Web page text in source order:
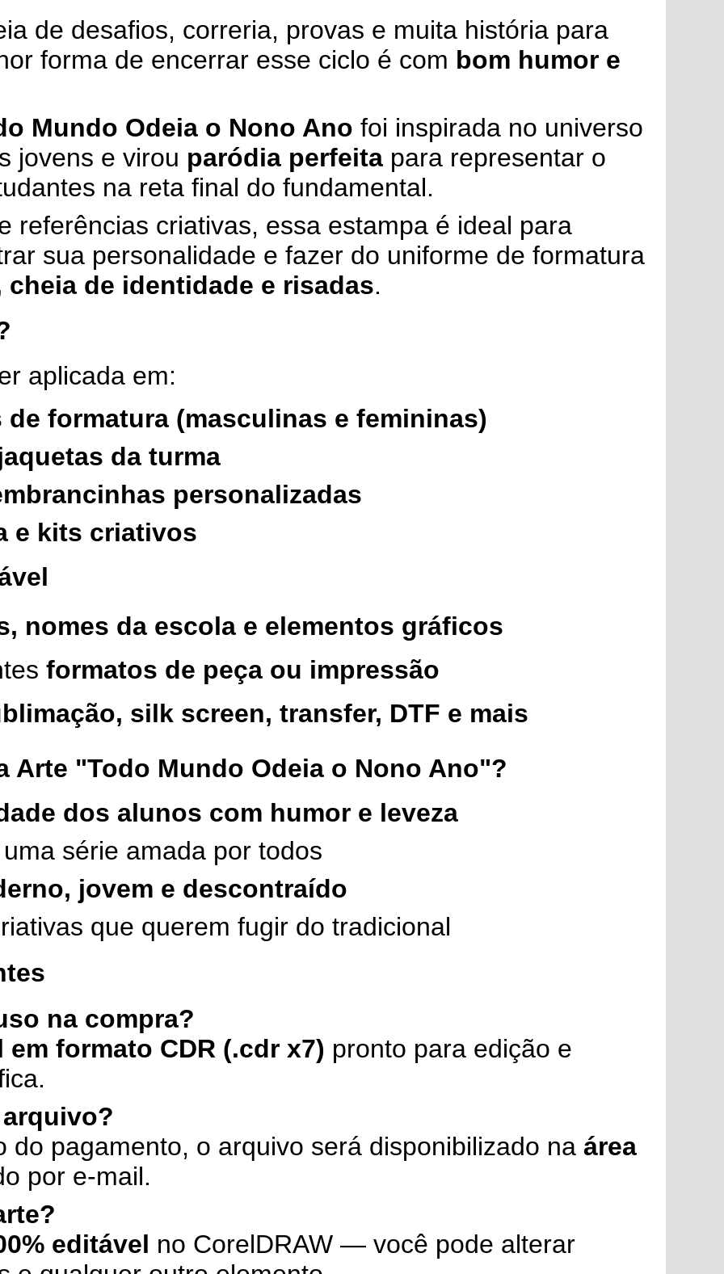
de desafios, correria, provas e muita história para
forma de encerrar esse ciclo é com bom humor e
Mundo Odeia o Nono Ano foi inspirada no universo
jovens e virou paródia perfeita para representar o
na reta final do fundamental.
referências criativas, essa estampa é ideal para
sua personalidade e fazer do uniforme de formatura
de identidade e risadas.
aplicada em:
formatura (masculinas e femininas)
da turma
personalizadas
e kits criativos
nomes da escola e elementos gráficos
formatos de peça ou impressão
silk screen, transfer, DTF e mais
Arte "Todo Mundo Odeia o Nono Ano"?
dos alunos com humor e leveza
série amada por todos
jovem e descontraído
que querem fugir do tradicional
na compra?
formato CDR (.cdr x7) pronto para edição e
do pagamento, o arquivo será disponibilizado na área
por e-mail.
editável no CorelDRAW — você pode alterar